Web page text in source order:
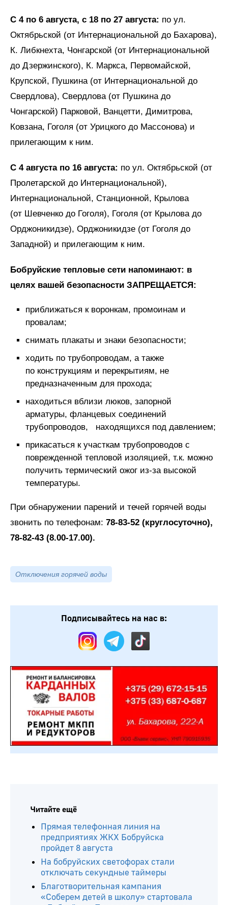
С 4 по 6 августа, с 18 по 27 августа: по ул.
Октябрьской (от Интернациональной до Бахарова),
К. Либкнехта, Чонгарской (от Интернациональной
до Дзержинского), К. Маркса, Первомайской,
Крупской, Пушкина (от Интернациональной до
Свердлова), Свердлова (от Пушкина до
Чонгарской) Парковой, Ванцетти, Димитрова,
Ковзана, Гоголя (от Урицкого до Массонова) и
прилегающим к ним.
С 4 августа по 16 августа: по ул. Октябрьской (от
Пролетарской до Интернациональной),
Интернациональной, Станционной, Крылова
(от Шевченко до Гоголя), Гоголя (от Крылова до
Орджоникидзе), Орджоникидзе (от Гоголя до
Западной) и прилегающим к ним.
Бобруйские тепловые сети напоминают: в
целях вашей безопасности ЗАПРЕЩАЕТСЯ:
приближаться к воронкам, промоинам и
провалам;
снимать плакаты и знаки безопасности;
ходить по трубопроводам, а также
по конструкциям и перекрытиям, не
предназначенным для прохода;
находиться вблизи люков, запорной
арматуры, фланцевых соединений
трубопроводов, находящихся под давлением;
прикасаться к участкам трубопроводов с
поврежденной тепловой изоляцией, т.к. можно
получить термический ожог из-за высокой
температуры.
При обнаружении парений и течей горячей воды
звонить по телефонам: 78-83-52 (круглосуточно),
78-82-43 (8.00-17.00).
Отключения горячей воды
Подписывайтесь на нас в:
Читайте ещё
Прямая телефонная линия на
предприятиях ЖКХ Бобруйска
пройдет 8 августа
На бобруйских светофорах стали
отключать секундные таймеры
Благотворительная кампания
«Соберем детей в школу» стартовала